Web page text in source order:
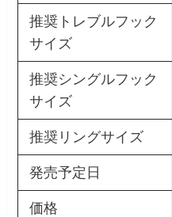
推奨トレブルフック
サイズ
推奨シングルフック
サイズ
推奨リングサイズ
発売予定日
価格